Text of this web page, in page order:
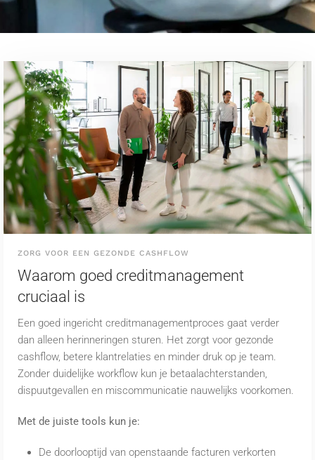
ZORG VOOR EEN GEZONDE CASHFLOW
Waarom goed creditmanagement
cruciaal is
Een goed ingericht creditmanagementproces gaat verder
dan alleen herinneringen sturen. Het zorgt voor gezonde
cashflow, betere klantrelaties en minder druk op je team.
Zonder duidelijke workflow kun je betaalachterstanden,
dispuutgevallen en miscommunicatie nauwelijks voorkomen.
Met de juiste tools kun je:
De doorlooptijd van openstaande facturen verkorten